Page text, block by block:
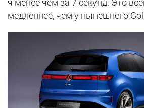
ч менее чем за 7 секунд. Это
медленнее, чем у нынешнего